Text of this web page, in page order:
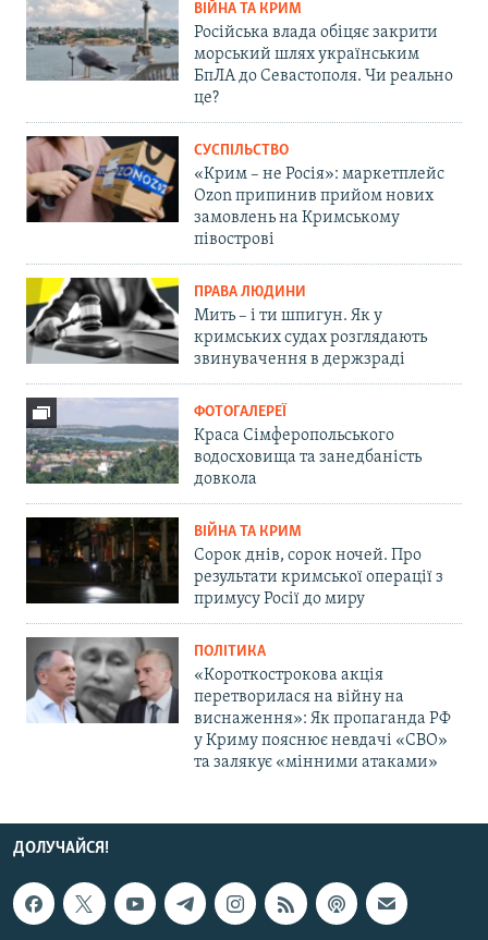
ВІЙНА ТА КРИМ
Російська влада обіцяє закрити
морський шлях українським
БпЛА до Севастополя. Чи реально
це?
СУСПІЛЬСТВО
«Крим – не Росія»: маркетплейс
Ozon припинив прийом нових
замовлень на Кримському
півострові
ПРАВА ЛЮДИНИ
Мить – і ти шпигун. Як у
кримських судах розглядають
звинувачення в держзраді
ФОТОГАЛЕРЕЇ
Краса Сімферопольського
водосховища та занедбаність
довкола
ВІЙНА ТА КРИМ
Сорок днів, сорок ночей. Про
результати кримської операції з
примусу Росії до миру
ПОЛІТИКА
«Короткострокова акція
перетворилася на війну на
виснаження»: Як пропаганда РФ
у Криму пояснює невдачі «СВО»
та залякує «мінними атаками»
ДОЛУЧАЙСЯ!